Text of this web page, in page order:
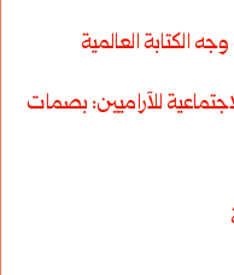
الكتابة العالمية
للآراميين: بصمات